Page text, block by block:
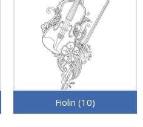
Fiolin (10)